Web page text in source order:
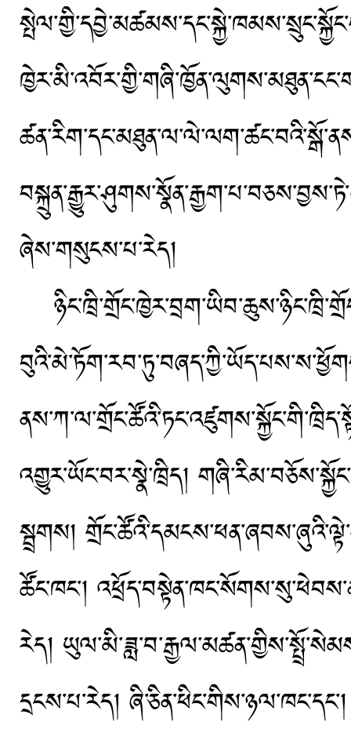
ཞེས་གསུངས་པ་རེད།
འགྱུར་ཡོང་བར་སྣེ་ཁྲིད།
སྦྲགས།
ཚོང་ཁང་།
རེད།
དྲངས་པ་རེད།